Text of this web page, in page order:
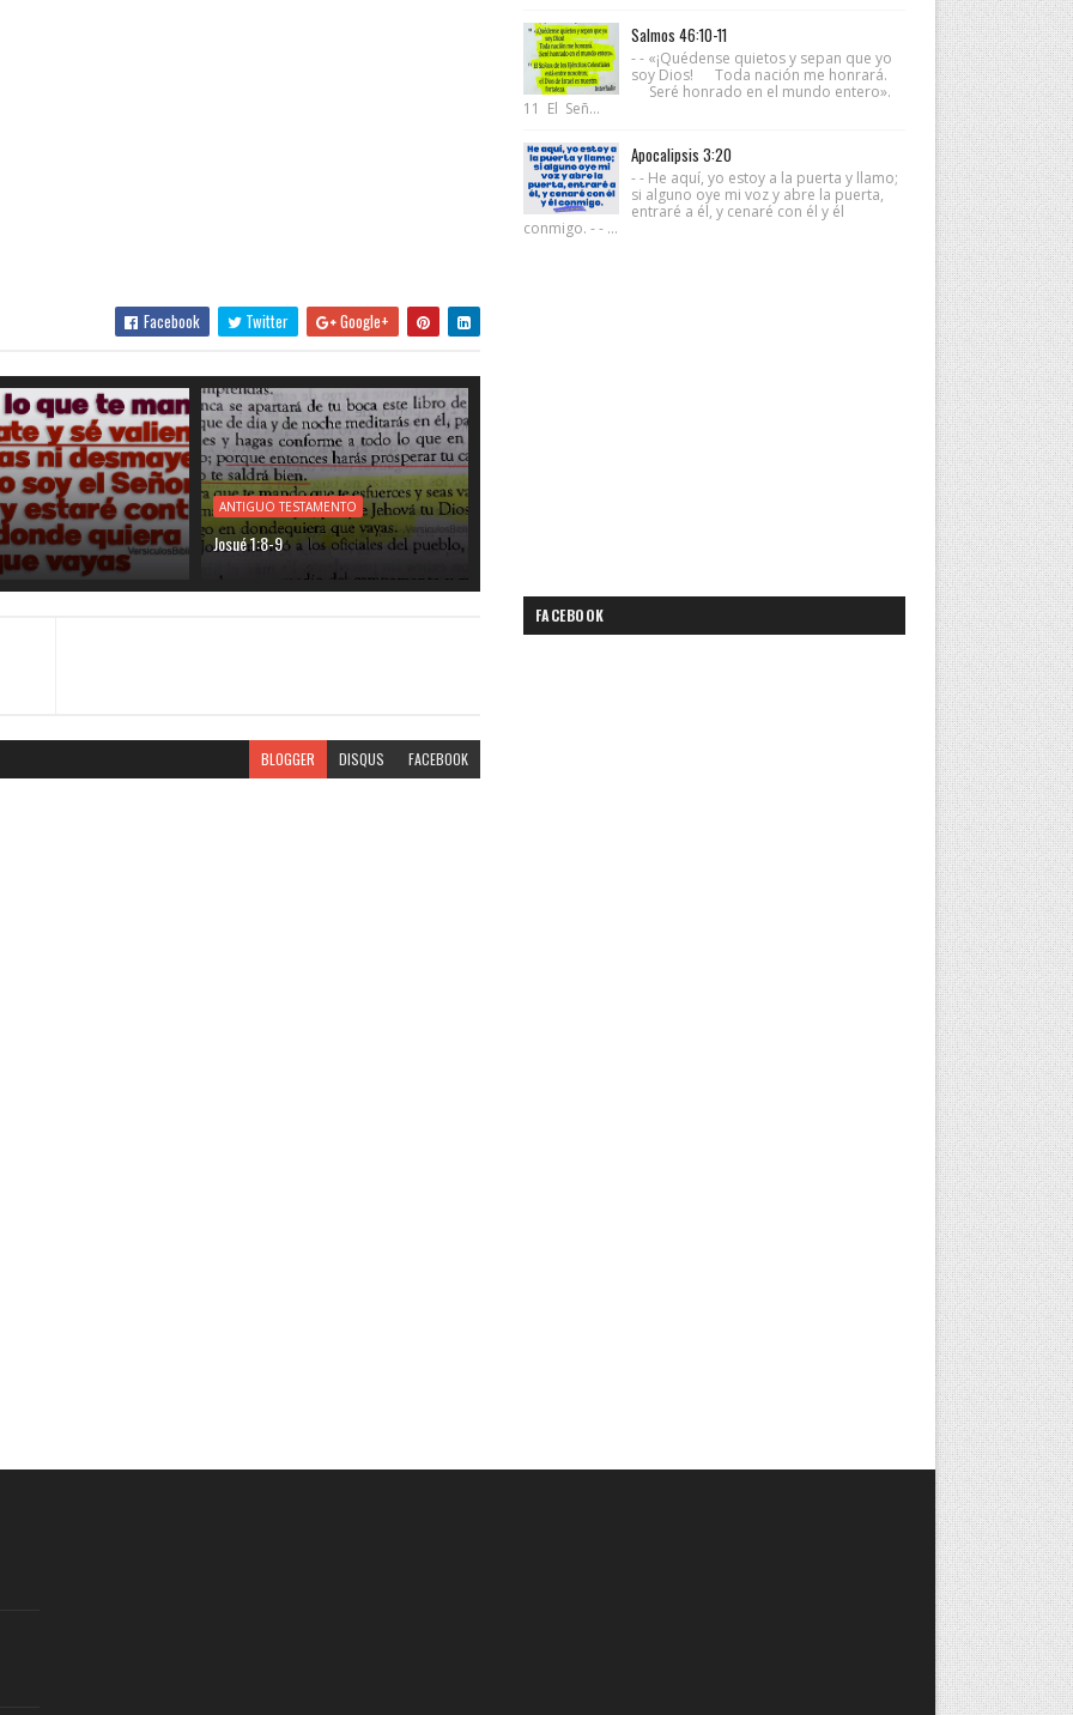
Facebook Twitter Google+
ANTIGUO TESTAMENTO
Josué 1:8-9
BLOGGER DISQUS FACEBOOK
Salmos 46:10-11
- - «¡Quédense quietos y sepan que yo
soy Dios! Toda nación me honrará.
Seré honrado en el mundo entero».
11 El Señ...
Apocalipsis 3:20
- - He aquí, yo estoy a la puerta y llamo;
si alguno oye mi voz y abre la puerta,
entraré a él, y cenaré con él y él
conmigo. - - ...
FACEBOOK